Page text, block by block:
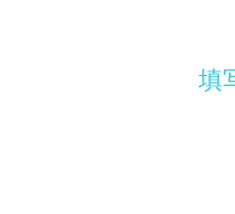
填